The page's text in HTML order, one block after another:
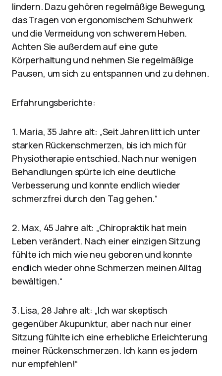
lindern. Dazu gehören regelmäßige Bewegung,
das Tragen von ergonomischem Schuhwerk
und die Vermeidung von schwerem Heben.
Achten Sie außerdem auf eine gute
Körperhaltung und nehmen Sie regelmäßige
Pausen, um sich zu entspannen und zu dehnen.
Erfahrungsberichte:
1. Maria, 35 Jahre alt: „Seit Jahren litt ich unter
starken Rückenschmerzen, bis ich mich für
Physiotherapie entschied. Nach nur wenigen
Behandlungen spürte ich eine deutliche
Verbesserung und konnte endlich wieder
schmerzfrei durch den Tag gehen.“
2. Max, 45 Jahre alt: „Chiropraktik hat mein
Leben verändert. Nach einer einzigen Sitzung
fühlte ich mich wie neu geboren und konnte
endlich wieder ohne Schmerzen meinen Alltag
bewältigen.“
3. Lisa, 28 Jahre alt: „Ich war skeptisch
gegenüber Akupunktur, aber nach nur einer
Sitzung fühlte ich eine erhebliche Erleichterung
meiner Rückenschmerzen. Ich kann es jedem
nur empfehlen!“